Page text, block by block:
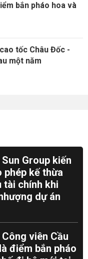
bắn pháo hoa và
tốc Châu Đốc -
một năm
Group kiến
phép kế thừa
tài chính khi
dự án
viên Cầu
điểm bắn pháo